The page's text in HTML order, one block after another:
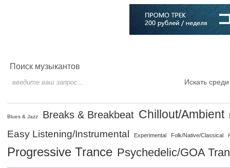
Поиск музыкантов
Искать
Blues & Jazz Breaks & Breakbeat Chillout/Ambient
Easy Listening/Instrumental Experimental Folk/Native/Classical
Progressive Trance Psychedelic/GOA